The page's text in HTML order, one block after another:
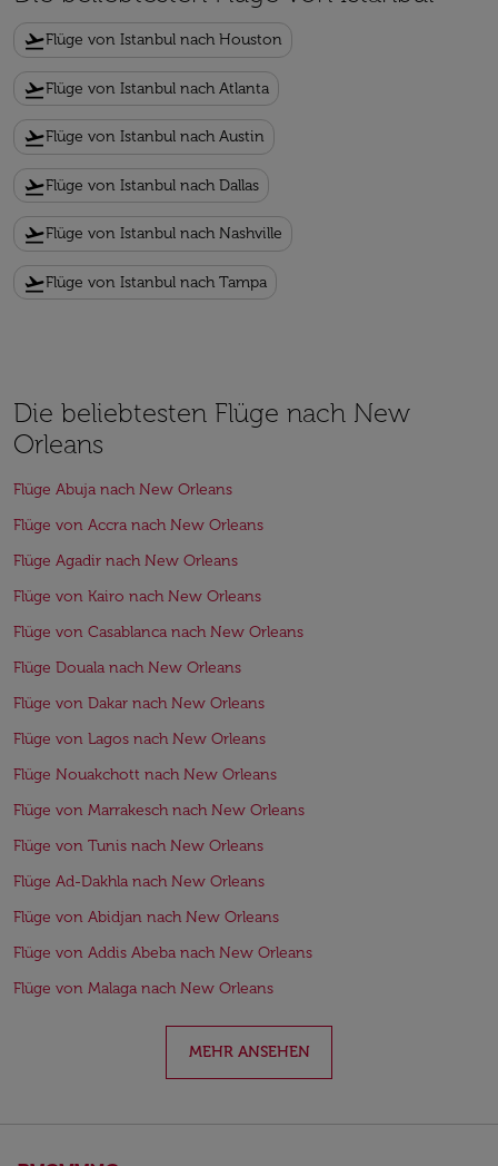
flight_takeoffFlüge von Istanbul nach Houston
flight_takeoffFlüge von Istanbul nach Atlanta
flight_takeoffFlüge von Istanbul nach Austin
flight_takeoffFlüge von Istanbul nach Dallas
flight_takeoffFlüge von Istanbul nach Nashville
flight_takeoffFlüge von Istanbul nach Tampa
Die beliebtesten Flüge nach New
Orleans
Flüge Abuja nach New Orleans
Flüge von Accra nach New Orleans
Flüge Agadir nach New Orleans
Flüge von Kairo nach New Orleans
Flüge von Casablanca nach New Orleans
Flüge Douala nach New Orleans
Flüge von Dakar nach New Orleans
Flüge von Lagos nach New Orleans
Flüge Nouakchott nach New Orleans
Flüge von Marrakesch nach New Orleans
Flüge von Tunis nach New Orleans
Flüge Ad-Dakhla nach New Orleans
Flüge von Abidjan nach New Orleans
Flüge von Addis Abeba nach New Orleans
Flüge von Malaga nach New Orleans
MEHR ANSEHEN